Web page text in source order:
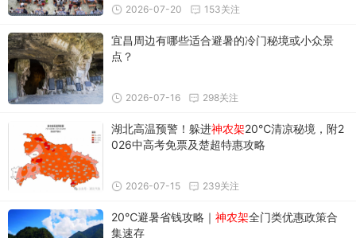
153关注
2026-07-20
宜昌周边有哪些适合避暑的冷门秘境或小众景
点？
298关注
2026-07-16
湖北高温预警！躲进神农架20℃清凉秘境，附2
026中高考免票及楚超特惠攻略
239关注
2026-07-15
20℃避暑省钱攻略｜ 神农架全门类优惠政策合
集速存